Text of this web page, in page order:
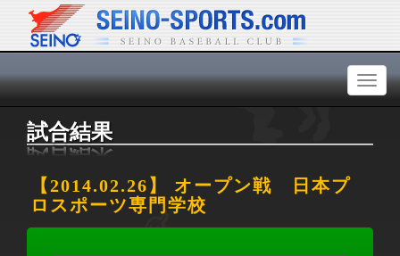
Toggle
試合結果
【2014.02.26】 オープン戦 日本プ
ロスポーツ専門学校